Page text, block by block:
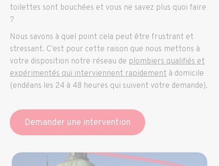
toilettes sont bouchées et vous ne savez plus quoi faire
?
Nous savons à quel point cela peut être frustrant et
stressant. C’est pour cette raison que nous mettons à
votre disposition notre réseau de plombiers qualifiés et
expérimentés qui interviennent rapidement à domicile
(endéans les 24 à 48 heures qui suivent votre demande).
Demander une intervention